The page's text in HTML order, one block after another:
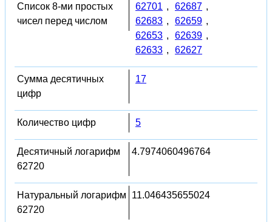
Список 8-ми простых
чисел перед числом
62701 , 62687 ,
62683 , 62659 ,
62653 , 62639 ,
62633 , 62627
Сумма десятичных
цифр
17
Количество цифр 5
Десятичный логарифм
62720
4.7974060496764
Натуральный логарифм
62720
11.046435655024